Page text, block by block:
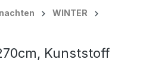
WINTER
Kunststoff